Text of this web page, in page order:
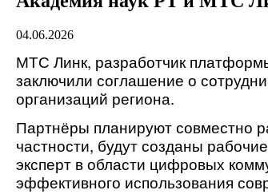
04.06.2026
МТС Линк, разработчик
заключили соглашение о
организаций региона.
Партнёры планируют совместно
частности, будут созданы
эксперт в области цифровых
эффективного использования